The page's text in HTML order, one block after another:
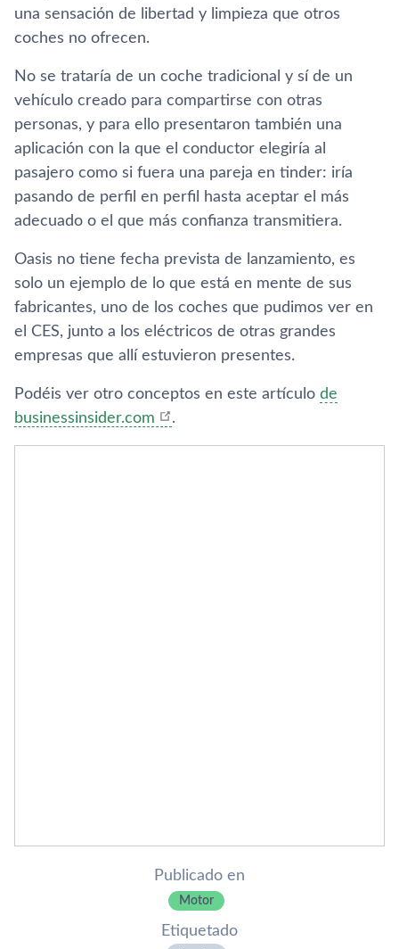
una sensación de libertad y limpieza que otros
coches no ofrecen.
No se tratarí­a de un coche tradicional y sí­ de un
vehí­culo creado para compartirse con otras
personas, y para ello presentaron también una
aplicación con la que el conductor elegirí­a al
pasajero como si fuera una pareja en tinder: irí­a
pasando de perfil en perfil hasta aceptar el más
adecuado o el que más confianza transmitiera.
Oasis no tiene fecha prevista de lanzamiento, es
solo un ejemplo de lo que está en mente de sus
fabricantes, uno de los coches que pudimos ver en
el CES, junto a los eléctricos de otras grandes
empresas que allí­ estuvieron presentes.
Podéis ver otro conceptos en este artí­culo de
businessinsider.com
.
Publicado en
Motor
Etiquetado